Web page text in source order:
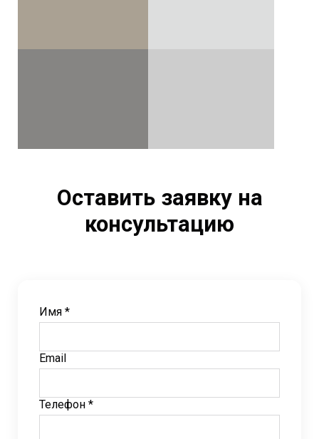
Оставить заявку на
консультацию
Имя *
Email
Телефон *